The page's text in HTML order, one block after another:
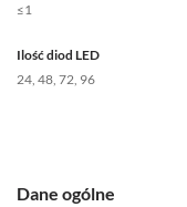
≤1
Ilość diod LED
24, 48, 72, 96
Dane ogólne